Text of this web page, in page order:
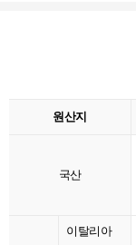
원산지
국산
이탈리아